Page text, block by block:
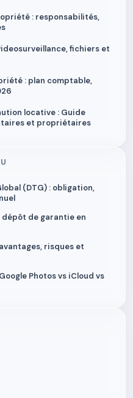
: responsabilités,
fichiers et
: plan comptable,
locative : Guide
et propriétaires
(DTG) : obligation,
de garantie en
risques et
Photos vs iCloud vs